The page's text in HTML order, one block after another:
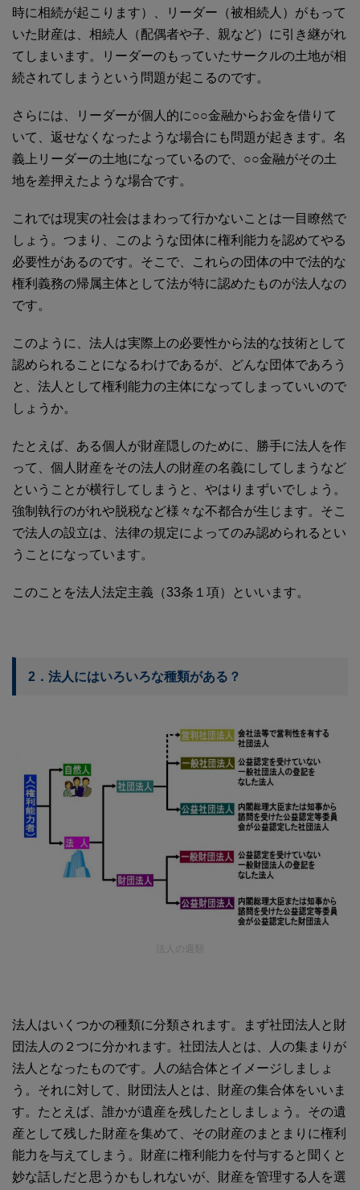
時に相続が起こります）、リーダー（被相続人）がもって
いた財産は、相続人（配偶者や子、親など）に引き継がれ
てしまいます。リーダーのもっていたサークルの土地が相
続されてしまうという問題が起こるのです。
さらには、リーダーが個人的に○○金融からお金を借りて
いて、返せなくなったような場合にも問題が起きます。名
義上リーダーの土地になっているので、○○金融がその土
地を差押えたような場合です。
これでは現実の社会はまわって行かないことは一目瞭然で
しょう。つまり、このような団体に権利能力を認めてやる
必要性があるのです。そこで、これらの団体の中で法的な
権利義務の帰属主体として法が特に認めたものが法人なの
です。
このように、法人は実際上の必要性から法的な技術として
認められることになるわけであるが、どんな団体であろう
と、法人として権利能力の主体になってしまっていいので
しょうか。
たとえば、ある個人が財産隠しのために、勝手に法人を作
って、個人財産をその法人の財産の名義にしてしまうなど
ということが横行してしまうと、やはりまずいでしょう。
強制執行のがれや脱税など様々な不都合が生じます。そこ
で法人の設立は、法律の規定によってのみ認められるとい
うことになっています。
このことを法人法定主義（33条１項）といいます。
2．法人にはいろいろな種類がある？
法人の週類
法人はいくつかの種類に分類されます。まず社団法人と財
団法人の２つに分かれます。社団法人とは、人の集まりが
法人となったものです。人の結合体とイメージしましょ
う。それに対して、財団法人とは、財産の集合体をいいま
す。たとえば、誰かが遺産を残したとしましょう。その遺
産として残した財産を集めて、その財産のまとまりに権利
能力を与えてしまう。財産に権利能力を付与すると聞くと
妙な話しだと思うかもしれないが、財産を管理する人を選